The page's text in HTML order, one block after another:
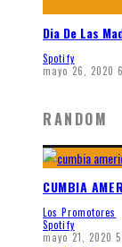
Dia De Las
Spotify
mayo 26, 2020
RANDOM
CUMBIA
Los Promotores
Spotify
mayo 21, 2020